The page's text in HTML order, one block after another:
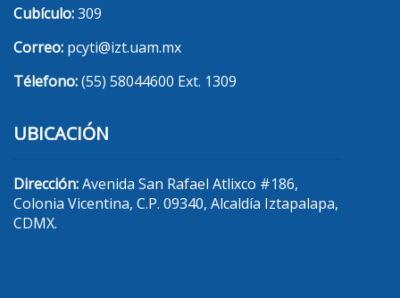
Cubículo:309
Correo: pcyti@izt.uam.mx
Télefono:(55) 58044600 Ext. 1309
UBICACIÓN
Dirección:Avenida San Rafael Atlixco #186,
Colonia Vicentina, C.P. 09340, Alcaldía Iztapalapa,
CDMX.